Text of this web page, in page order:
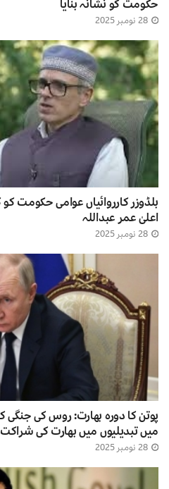
حکومت کو نشانہ بنایا
بلڈوزر کارروائیاں عوامی حکومت
اعلیٰ عمر عبداللہ
پوتن کا دورہ بھارت: روس کی جنگی
میں تبدیلیوں میں بھارت کی شراکت